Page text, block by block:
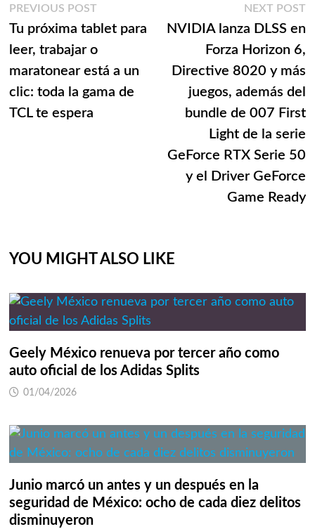
Navegación
de
entradas
PREVIOUS POSTPrevious
post:
Tu próxima tablet para
leer, trabajar o
maratonear está a un
clic: toda la gama de
TCL te espera
NEXT POST
NVIDIA lanza DLSS en
Forza Horizon 6,
Directive 8020 y más
juegos, además del
bundle de 007 First
Light de la serie
GeForce RTX Serie 50
y el Driver GeForce
Game Ready
YOU MIGHT ALSO LIKE
Geely México renueva por tercer año como
auto oficial de los Adidas Splits
01/04/2026
Junio marcó un antes y un después en la
seguridad de México: ocho de cada diez delitos
disminuyeron